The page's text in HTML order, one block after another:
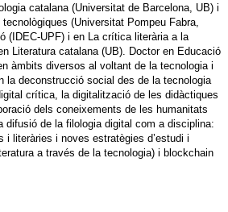
catalana (Universitat de Barcelona, UB) i
(Universitat Pompeu Fabra,
(IDEC-UPF) i en La crítica literària a la
Literatura catalana (UB). Doctor en Educació
àmbits diversos al voltant de la tecnologia i
la deconstrucció social des de la tecnologia
crítica, la digitalització de les didàctiques
dels coneixements de les humanitats
difusió de la filologia digital com a disciplina:
i literàries i noves estratègies d’estudi i
a través de la tecnologia) i blockchain